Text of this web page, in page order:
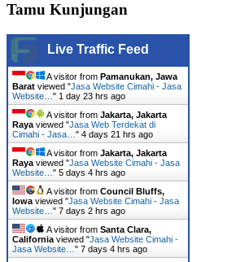
Tamu Kunjungan
Live Traffic Feed
A visitor from Pamanukan, Jawa
Barat viewed "Jasa Website Cimahi - Jasa
Website… " 1 day 23 hrs ago
A visitor from Jakarta, Jakarta
Raya viewed "Jasa Web Terdekat di
Cimahi - Jasa… " 4 days 21 hrs ago
A visitor from Jakarta, Jakarta
Raya viewed "Jasa Website Cimahi - Jasa
Website… " 5 days 4 hrs ago
A visitor from Council Bluffs,
Iowa viewed "Jasa Website Cimahi - Jasa
Website… " 7 days 2 hrs ago
A visitor from Santa Clara,
California viewed "Jasa Website Cimahi -
Jasa Website… " 7 days 4 hrs ago